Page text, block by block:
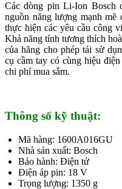
Các dòng pin Li-Ion Bosch
nguồn năng lượng mạnh mẽ
thực hiện các yêu cầu công
Khả năng tính tương thích
của hãng cho phép tái sử
cụ cầm tay có cùng hiệu
chi phí mua sắm.
Thông số kỹ thuật:
Mã hàng: 1600A016GU
Nhà sản xuất: Bosch
Bảo hành: Điện tử
Điện áp pin: 18 V
Trọng lượng: 1350 g